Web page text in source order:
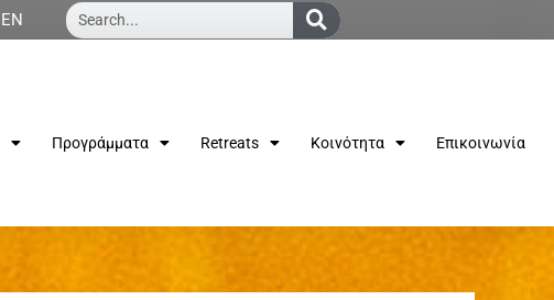
EN Search...
Προγράμματα Retreats Κοινότητα Επικοινωνία